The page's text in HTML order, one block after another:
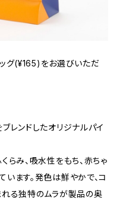
グ(¥165)をお選びいただ
レンドしたオリジナルパイ
らみ、吸水性をもち、赤ちゃ
ます。発色は鮮やかで、コ
れる独特のムラが製品の奥